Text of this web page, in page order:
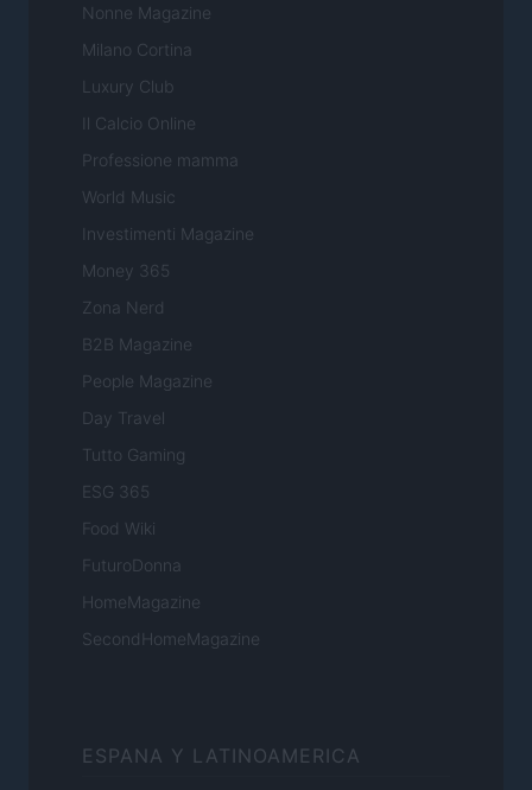
Nonne Magazine
Milano Cortina
Luxury Club
Il Calcio Online
Professione mamma
World Music
Investimenti Magazine
Money 365
Zona Nerd
B2B Magazine
People Magazine
Day Travel
Tutto Gaming
ESG 365
Food Wiki
FuturoDonna
HomeMagazine
SecondHomeMagazine
ESPANA Y LATINOAMERICA